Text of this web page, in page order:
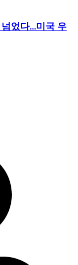
넘었다…미국 우